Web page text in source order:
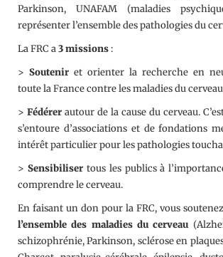
Parkinson, UNAFAM (maladies
représenter l’ensemble des pathologies du
La FRC a3 missions:
> Soutenir et orienter la recherche en
toute la France contre les maladies du
> Fédérer autour de la cause du cerveau.
s’entoure d’associations et de fondations
intérêt particulier pour les pathologies
> Sensibilisertous les publics à
comprendre le cerveau.
En faisant un don pour la FRC, vous
l’ensemble des maladies du cerveau
schizophrénie, Parkinson, sclérose en